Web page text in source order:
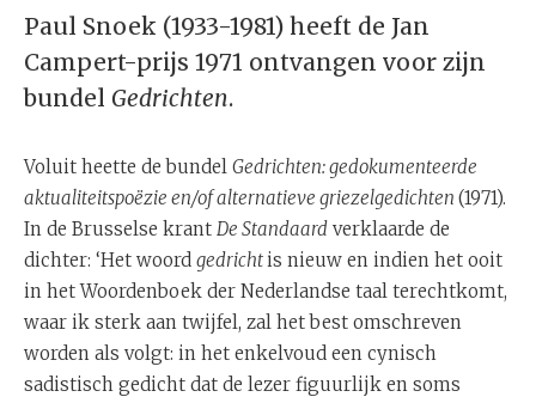
Paul Snoek (1933-1981) heeft de Jan
Campert-prijs 1971 ontvangen voor zijn
bundel Gedrichten.
Voluit heette de bundel Gedrichten: gedokumenteerde
aktualiteitspoëzie en/of alternatieve griezelgedichten (1971).
In de Brusselse krant De Standaard verklaarde de
dichter: ‘Het woord gedrichtis nieuw en indien het ooit
in het Woordenboek der Nederlandse taal terechtkomt,
waar ik sterk aan twijfel, zal het best omschreven
worden als volgt: in het enkelvoud een cynisch
sadistisch gedicht dat de lezer figuurlijk en soms